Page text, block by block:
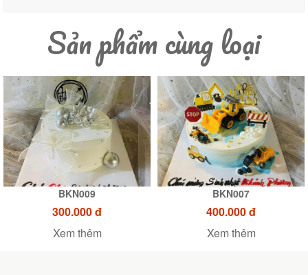
Sản phẩm cùng loại
BKN009
300.000 đ
Xem thêm
BKN007
400.000 đ
Xem thêm